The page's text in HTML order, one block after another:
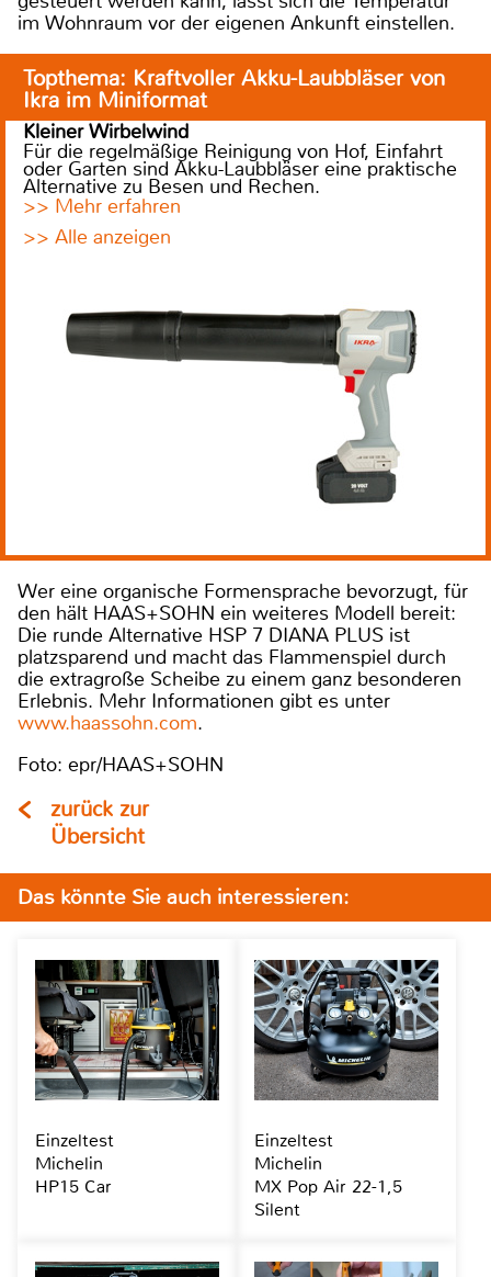
im Wohnraum vor der eigenen Ankunft einstellen.
Topthema: Kraftvoller Akku-Laubbläser von
Ikra im Miniformat
Kleiner Wirbelwind
Für die regelmäßige Reinigung von Hof, Einfahrt
oder Garten sind Akku-Laubbläser eine praktische
Alternative zu Besen und Rechen.
>> Mehr erfahren
>> Alle anzeigen
Wer eine organische Formensprache bevorzugt, für
den hält HAAS+SOHN ein weiteres Modell bereit:
Die runde Alternative HSP 7 DIANA PLUS ist
platzsparend und macht das Flammenspiel durch
die extragroße Scheibe zu einem ganz besonderen
Erlebnis. Mehr Informationen gibt es unter
www.haassohn.com.
Foto: epr/HAAS+SOHN
zurück zur
Übersicht
Das könnte Sie auch interessieren:
Einzeltest
Michelin
HP15 Car
Einzeltest
Michelin
MX Pop Air 22-1,5
Silent